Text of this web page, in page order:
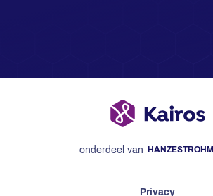
onderdeel van HANZESTROHM
Privacy